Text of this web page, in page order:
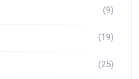
(9)
(19)
(25)